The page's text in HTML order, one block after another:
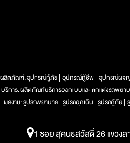
ผลิตภัณฑ์:อุปกรณ์กู้ภัย อุปกรณ์กู้ชีพ อุปกรณ์ผจ
บริการ:ผลิตภัณท์บริการออกแบบและ ตกแต่งรถพยา
ผลงาน:รูปรถพยาบาล รูปรถฉุกเฉิน รูปรถกู้ภัย
1 ซอย สุคนธสวัสดิ์ 26 แขวง